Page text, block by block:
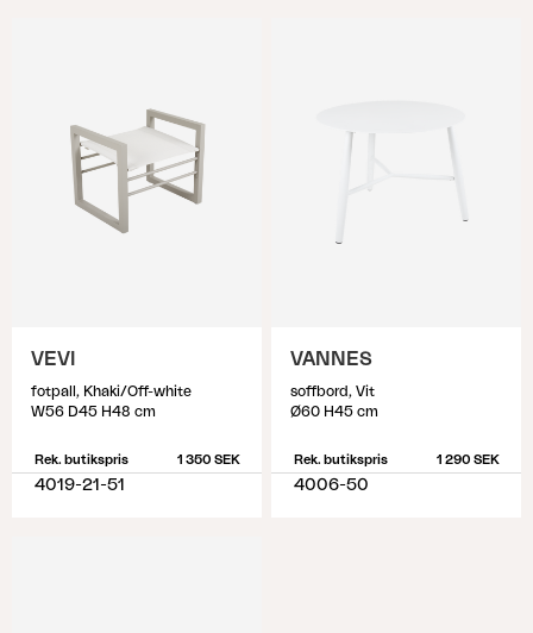
VEVI
fotpall, Khaki/Off-white
W56 D45 H48 cm
Rek. butikspris 1 350 SEK
4019-21-51
VANNES
soffbord, Vit
Ø60 H45 cm
Rek. butikspris 1 290 SEK
4006-50